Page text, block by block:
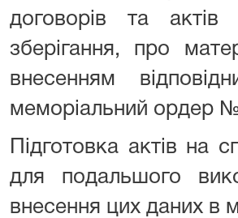
договорів та актів
зберігання, про
внесенням
меморіальний ордер
Підготовка актів на
для подальшого
внесення цих даних в